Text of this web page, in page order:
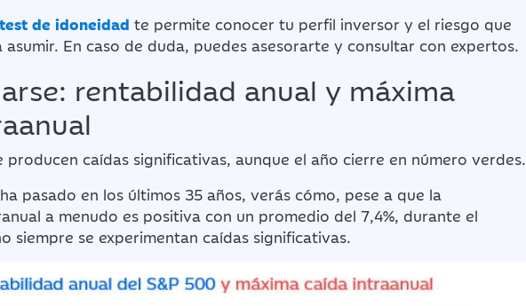
test de idoneidad te permite conocer tu perfil inversor y el riesgo que
asumir. En caso de duda, puedes asesorarte y consultar con expertos.
rentabilidad anual y máxima
producen caídas significativas, aunque el año cierre en número verdes.
pasado en los últimos 35 años, verás cómo, pese a que la
a menudo es positiva con un promedio del 7,4%, durante el
siempre se experimentan caídas significativas.